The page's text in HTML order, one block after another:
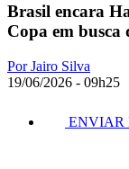
Brasil encara
Copa em busca
Por Jairo Silva
19/06/2026 - 09h25
ENVIAR